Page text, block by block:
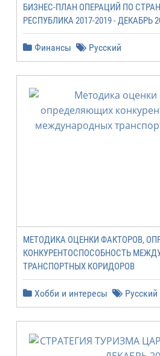
БИЗНЕС-ПЛАН ОПЕРАЦИЙ ПО
РЕСПУБЛИКА 2017-2019 - ДЕКАБРЬ
Финансы Русский
МЕТОДИКА ОЦЕНКИ ФАКТОРОВ,
КОНКУРЕНТОСПОСОБНОСТЬ
ТРАНСПОРТНЫХ КОРИДОРОВ
Хобби и интересы Русский